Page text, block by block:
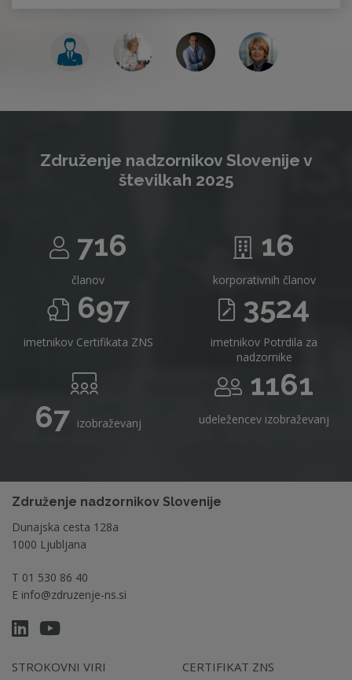
Združenje nadzornikov Slovenije v
številkah 2025
716
članov
16
korporativnih članov
697
imetnikov Certifikata ZNS
3524
imetnikov Potrdila za
nadzornike
67 izobraževanj
1161
udeležencev izobraževanj
Združenje nadzornikov Slovenije
Dunajska cesta 128a
1000 Ljubljana
T 01 530 86 40
E info@zdruzenje-ns.si
STROKOVNI VIRI CERTIFIKAT ZNS